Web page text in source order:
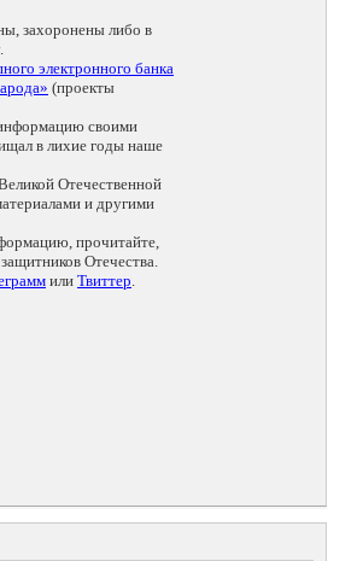
захоронены либо в
электронного банка
(проекты
своими
в лихие годы наше
Отечественной
и другими
прочитайте,
Отечества.
или Твиттер.